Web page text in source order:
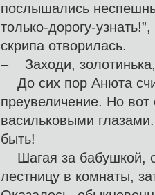
послышались
только-дорогу-
скрипа отворилась.
– Заходи, золотинька,
До сих пор Анюта
преувеличение. Но
васильковыми
быть!
Шагая за бабушкой,
лестницу в комнаты,